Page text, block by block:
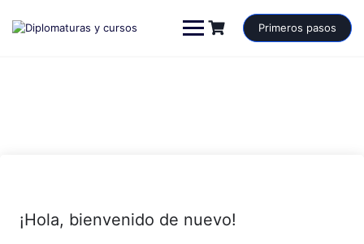
contenido
Primeros pasos
¡Hola, bienvenido de nuevo!